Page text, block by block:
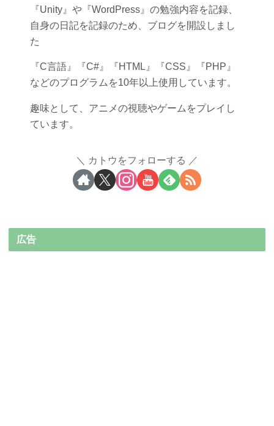
『Unity』や『WordPress』の勉強内容を記録、
自身の日記を記録のため、ブログを開設しまし
た
『C言語』『C#』『HTML』『CSS』『PHP』
などのプログラムを10年以上使用しています。
趣味として、アニメの視聴やゲームをプレイし
ています。
カトウをフォローする
広告